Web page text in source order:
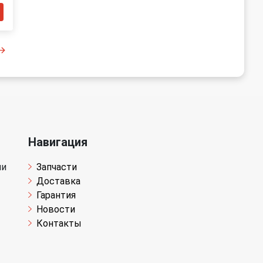
Навигация
Запчасти
Доставка
Гарантия
Новости
Контакты